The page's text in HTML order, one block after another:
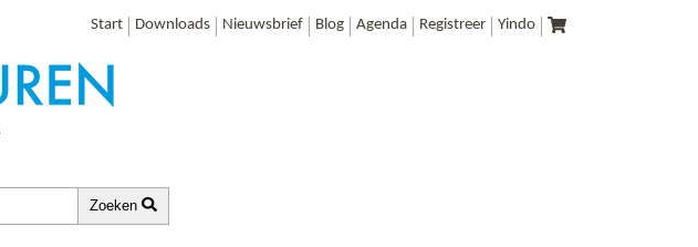
Start Downloads Nieuwsbrief Blog Agenda Registreer Yindo
Zoeken